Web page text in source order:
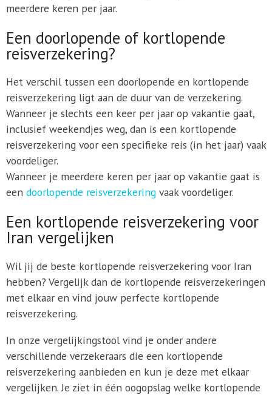
meerdere keren per jaar.
Een doorlopende of kortlopende
reisverzekering?
Het verschil tussen een doorlopende en kortlopende
reisverzekering ligt aan de duur van de verzekering.
Wanneer je slechts een keer per jaar op vakantie gaat,
inclusief weekendjes weg, dan is een kortlopende
reisverzekering voor een specifieke reis (in het jaar) vaak
voordeliger.
Wanneer je meerdere keren per jaar op vakantie gaat is
een doorlopende reisverzekeringvaak voordeliger.
Een kortlopende reisverzekering voor
Iran vergelijken
Wil jij de beste kortlopende reisverzekering voor Iran
hebben? Vergelijk dan de kortlopende reisverzekeringen
met elkaar en vind jouw perfecte kortlopende
reisverzekering.
In onze vergelijkingstool vind je onder andere
verschillende verzekeraars die een kortlopende
reisverzekering aanbieden en kun je deze met elkaar
vergelijken. Je ziet in één oogopslag welke kortlopende